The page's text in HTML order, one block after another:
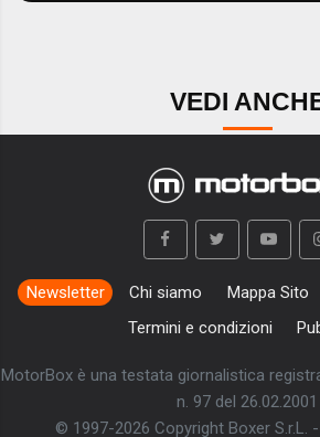
VEDI
Newsletter Chi siamo Mappa Sito
Termini e condizioni
MotorBox è una testata giornalistica
n. 97 del 26.02.2001
© 1997-2026 Copyright Boxer S.r.L.